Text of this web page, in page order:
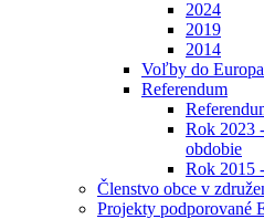
2024
2019
2014
Voľby do
Referendum
Rok 2023
obdobie
Rok 2015
Členstvo obce v
Projekty podporované